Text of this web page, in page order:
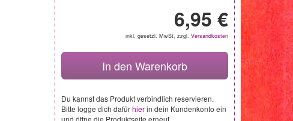
6,95 €
inkl. gesetzl. MwSt, zzgl. Versandkosten
In den Warenkorb
Du kannst das Produkt verbindlich reservieren.
Bitte logge dich dafürhierin dein Kundenkonto ein
und öffne die Produktseite erneut.